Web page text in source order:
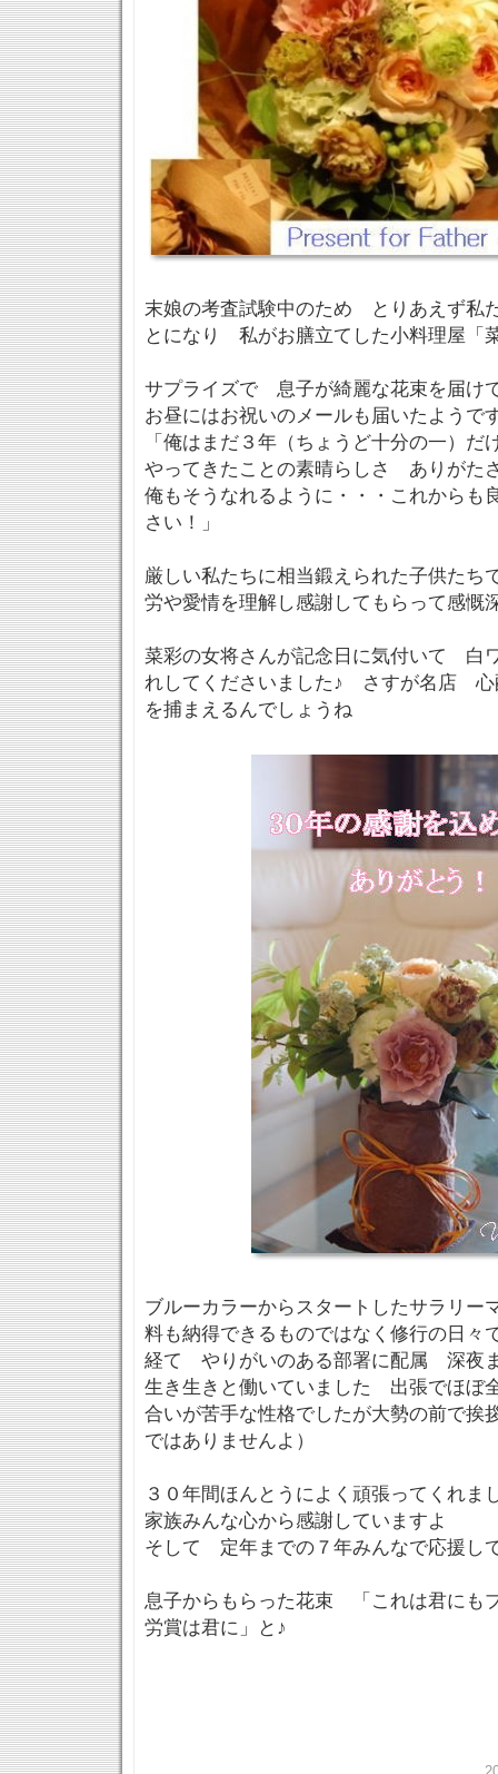
末娘の考査試験中のため とりあえず私
とになり 私がお膳立てした小料理屋「
サプライズで 息子が綺麗な花束を届け
お昼にはお祝いのメールも届いたようで
「俺はまだ３年（ちょうど十分の一）
やってきたことの素晴らしさ ありがた
俺もそうなれるように・・・これからも
さい！」
厳しい私たちに相当鍛えられた子供た
労や愛情を理解し感謝してもらって感慨
菜彩の女将さんが記念日に気付いて 白
れしてくださいました♪ さすが名店 心
を捕まえるんでしょうね
ブルーカラーからスタートしたサラリー
料も納得できるものではなく修行の日
経て やりがいのある部署に配属 深夜
生き生きと働いていました 出張でほぼ
合いが苦手な性格でしたが大勢の前で挨
ではありませんよ）
３０年間ほんとうによく頑張ってくれ
家族みんな心から感謝していますよ
そして 定年までの７年みんなで応援し
息子からもらった花束 「これは君にも
労賞は君に」と♪